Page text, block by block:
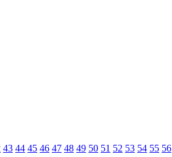
43 44 45 46 47 48 49 50 51 52 53 54 55 56